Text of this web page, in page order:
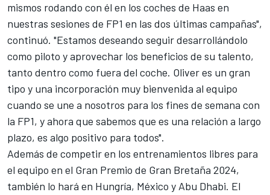
mismos rodando con él en los coches de Haas en
nuestras sesiones de FP1 en las dos últimas campañas",
continuó. "Estamos deseando seguir desarrollándolo
como piloto y aprovechar los beneficios de su talento,
tanto dentro como fuera del coche. Oliver es un gran
tipo y una incorporación muy bienvenida al equipo
cuando se une a nosotros para los fines de semana con
la FP1, y ahora que sabemos que es una relación a largo
plazo, es algo positivo para todos".
Además de competir en los entrenamientos libres para
el equipo en el Gran Premio de Gran Bretaña 2024,
también lo hará en Hungría, México y Abu Dhabi. El